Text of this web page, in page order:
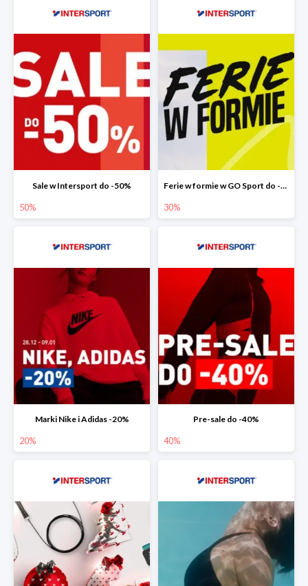
Sale w Intersport do -50%
50%
Ferie w formie w GO Sport do -30%
30%
Marki Nike i Adidas -20%
20%
Pre-sale do -40%
40%